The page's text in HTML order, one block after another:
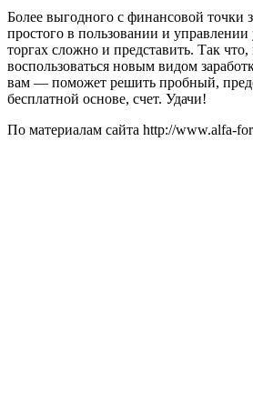
Более выгодного с финансовой точки
простого в пользовании и
торгах сложно и представить. Так
воспользоваться новым видом
вам — поможет решить пробный,
бесплатной основе, счет. Удачи!
По материалам сайта http://www.alfa-